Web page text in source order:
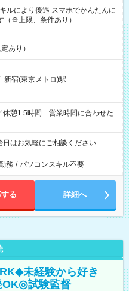
により優遇 スマホでかんたんに
（※上限、条件あり）
あり）
新宿(東京メトロ)駅
はお気軽にご相談ください
務 / パソコンスキル不要
る 詳細へ
未経験から好き
OK◎試験監督